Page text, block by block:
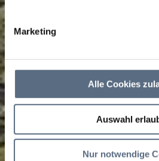
Marketing
Alle Cookies
Auswahl
Nur notwendige